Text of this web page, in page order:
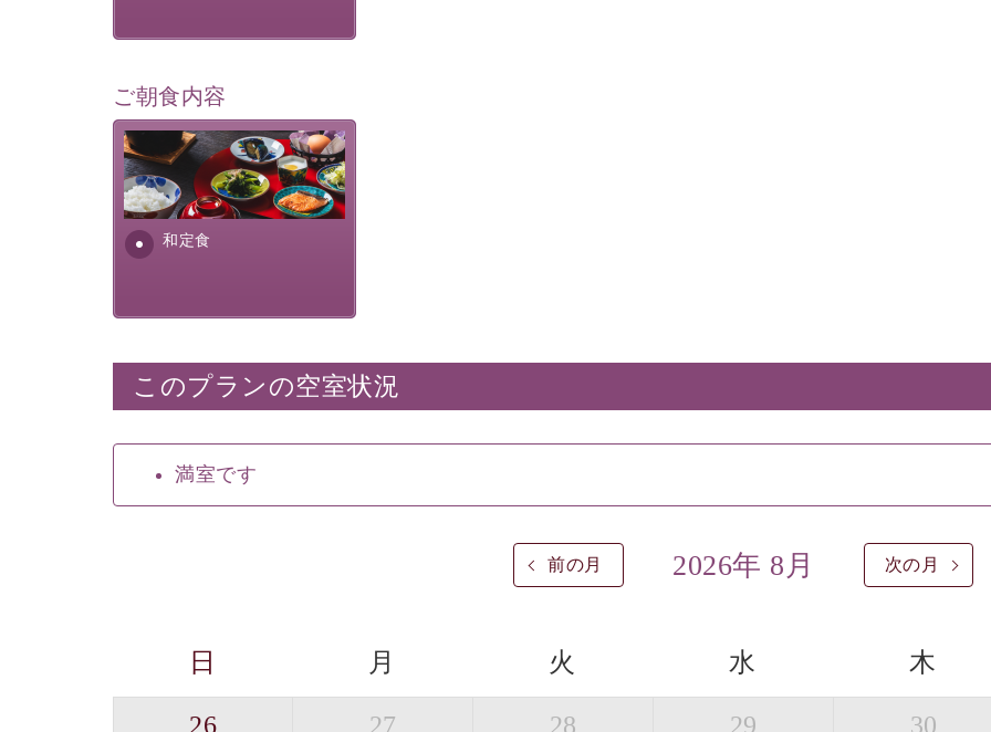
ご朝食内容
和定食
さっぱりとした和食膳に使わ
れる食材は、諏訪の名産品を
ふんだんに取り入れ、安心・
安全を心掛けた長野県産...
このプランの空室状況
満室です
前の月 2026年 8月 次の月
日 月 火 水 木
26 27 28 29 30